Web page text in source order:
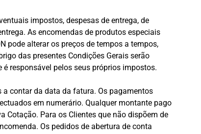
impostos, despesas de entrega, de
As encomendas de produtos especiais
pode alterar os preços de tempos a tempos,
das presentes Condições Gerais serão
responsável pelos seus próprios impostos.
a contar da data da fatura. Os pagamentos
em numerário. Qualquer montante pago
Cotação. Para os Clientes que não dispõem de
Os pedidos de abertura de conta